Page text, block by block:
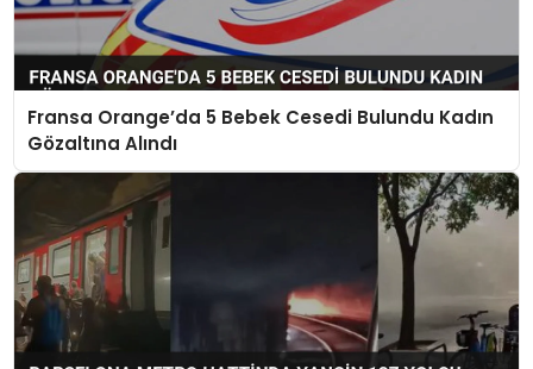
Fransa Orange’da 5 Bebek Cesedi Bulundu Kadın
Gözaltına Alındı